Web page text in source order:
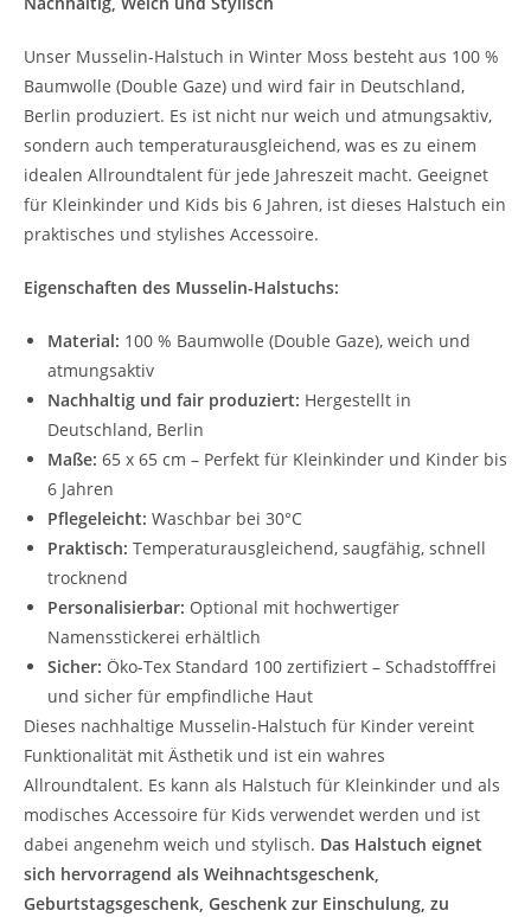
Unser Musselin-Halstuch in Winter Moss besteht aus 100 %
Baumwolle (Double Gaze) und wird fair in Deutschland,
Berlin produziert. Es ist nicht nur weich und atmungsaktiv,
sondern auch temperaturausgleichend, was es zu einem
idealen Allroundtalent für jede Jahreszeit macht. Geeignet
für Kleinkinder und Kids bis 6 Jahren, ist dieses Halstuch ein
praktisches und stylishes Accessoire.
Eigenschaften des Musselin-Halstuchs:
Material: 100 % Baumwolle (Double Gaze), weich und
atmungsaktiv
Nachhaltig und fair produziert: Hergestellt in
Deutschland, Berlin
Maße: 65 x 65 cm – Perfekt für Kleinkinder und Kinder bis
6 Jahren
Pflegeleicht: Waschbar bei 30°C
Praktisch: Temperaturausgleichend, saugfähig, schnell
trocknend
Personalisierbar: Optional mit hochwertiger
Namensstickerei erhältlich
Sicher: Öko-Tex Standard 100 zertifiziert – Schadstofffrei
und sicher für empfindliche Haut
Dieses nachhaltige Musselin-Halstuch für Kinder vereint
Funktionalität mit Ästhetik und ist ein wahres
Allroundtalent. Es kann als Halstuch für Kleinkinder und als
modisches Accessoire für Kids verwendet werden und ist
dabei angenehm weich und stylisch. Das Halstuch eignet
sich hervorragend als Weihnachtsgeschenk,
Geburtstagsgeschenk, Geschenk zur Einschulung, zu